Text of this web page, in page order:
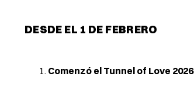
DESDE EL 1 DE FEBRERO
Comenzó el Tunnel of Love 2026